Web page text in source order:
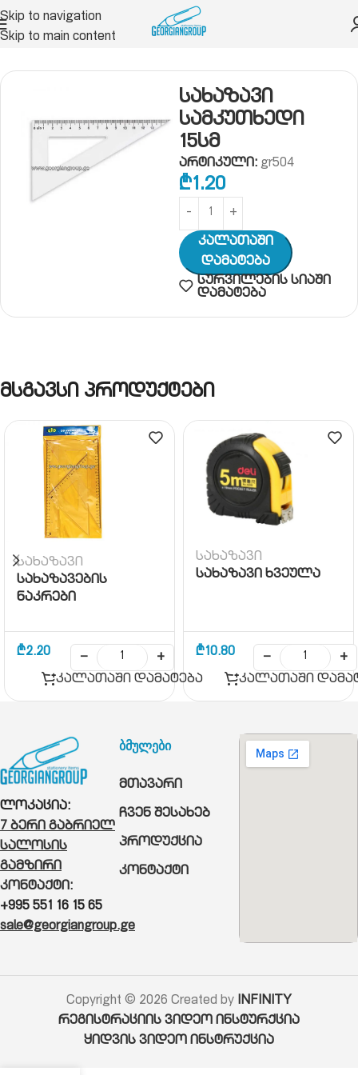
Skip to navigation
Skip to main contentსახაზავი საშუალებები
სახაზავი
სამკუთხედი
15სმ
არტიკული: gr504
₾1.20
Კალათაში
Დამატება
სურვილების სიაში
დამატება
მსგავსი პროდუქტები
სახაზავი
სახაზავების
ნაკრები
₾2.20 −
+
კალათაში დამატება
სახაზავი
სახაზავი ხვეულა
₾10.80 −
+
კალათაში
ლოკაცია:
7 ბერი გაბრიელ
სალოსის
გამზირი
კონტაქტი:
+995 551 16 15 65
sale@georgiangroup.ge
ბმულები
მთავარი
ჩვენ შესახებ
პროდუქცია
კონტაქტი
Copyright © 2026 Created by INFINITY
რეგისტრაციის ვიდეო ინსტურქცია
ყიდვის ვიდეო ინსტრუქცია